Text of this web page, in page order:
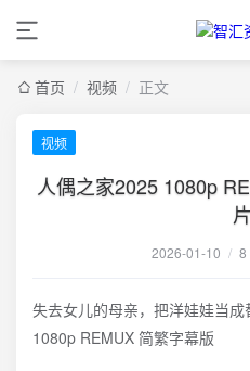
首页 / 视频 / 正文
视频
人偶之家2025 1080p
片
2026-01-10 / 8
失去女儿的母亲，把洋娃娃当
1080p REMUX 简繁字幕版